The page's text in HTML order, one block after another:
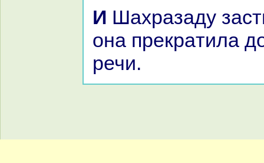
И Шахpaзаду застигло утро, и
онa прекpaтила
речи.